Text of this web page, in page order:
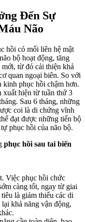
Đến Sự
Não
hồi có mối liên hệ mật
bộ hoạt động, tăng
từ đó cải thiện khả
quan ngoại biên. So với
kinh phục hồi chậm hơn.
xuất hiện từ tuần thứ 3
Sau 6 tháng, những
coi là di chứng vĩnh
đạt được những tiến bộ
phục hồi của não bộ.
phục hồi sau tai biến
Việc phục hồi chức
càng tốt, ngay từ giai
là giảm thiểu các di
khả năng vận động,